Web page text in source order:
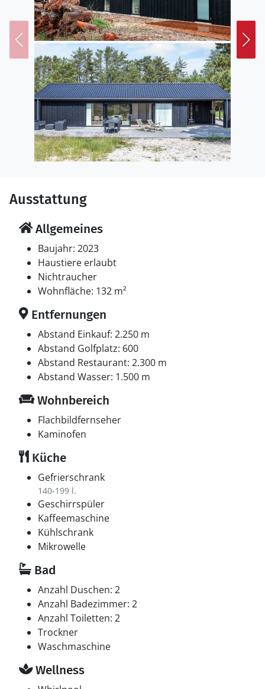
Ausstattung
Allgemeines
Baujahr: 2023
Haustiere erlaubt
Nichtraucher
Wohnfläche: 132 m²
Entfernungen
Abstand Einkauf: 2.250 m
Abstand Golfplatz: 600
Abstand Restaurant: 2.300 m
Abstand Wasser: 1.500 m
Wohnbereich
Flachbildfernseher
Kaminofen
Küche
Gefrierschrank
140-199 l.
Geschirrspüler
Kaffeemaschine
Kühlschrank
Mikrowelle
Bad
Anzahl Duschen: 2
Anzahl Badezimmer: 2
Anzahl Toiletten: 2
Trockner
Waschmaschine
Wellness